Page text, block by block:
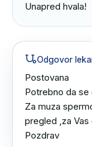
Unapred hvala!
Odgovor
Postovana
Potrebno da
Za muza
pregled ,za
Pozdrav